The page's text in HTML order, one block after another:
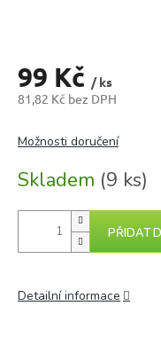
99 Kč / ks
81,82 Kč bez DPH
cena:
Skladem (9 ks)
Možnosti doručení
PŘIDAT
Detailní informace